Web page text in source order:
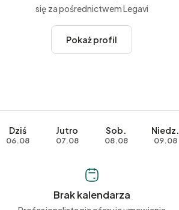
się za pośrednictwem Legavi
Pokaż profil
Dziś
06.08
Jutro
07.08
Sob.
08.08
Niedz.
09.08
Brak kalendarza